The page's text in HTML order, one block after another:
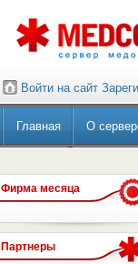
Войти на сайт
Главная О
Фирма месяца
Партнеры